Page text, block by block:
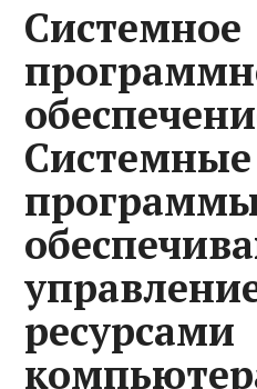
Системное
Системные
ресурсами